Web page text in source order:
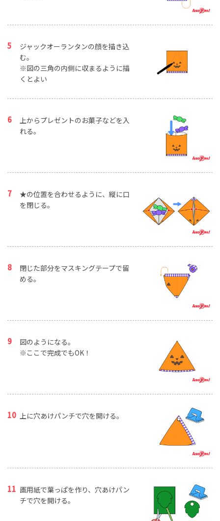
ジャックオーランタンの顔を描き込
む。
※図の三角の内側に収まるように描
くとよい
上からプレゼントのお菓子などを入
れる。
★の位置を合わせるように、縦に口
を閉じる。
閉じた部分をマスキングテープで留
める。
図のようになる。
※ここで完成でもOK！
上に穴あけパンチで穴を開ける。
画用紙で葉っぱを作り、穴あけパン
チで穴を開ける。